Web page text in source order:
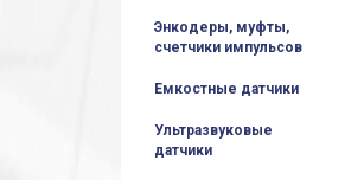
Энкодеры, муфты,
счетчики импульсов
Емкостные датчики
Ультразвуковые
датчики